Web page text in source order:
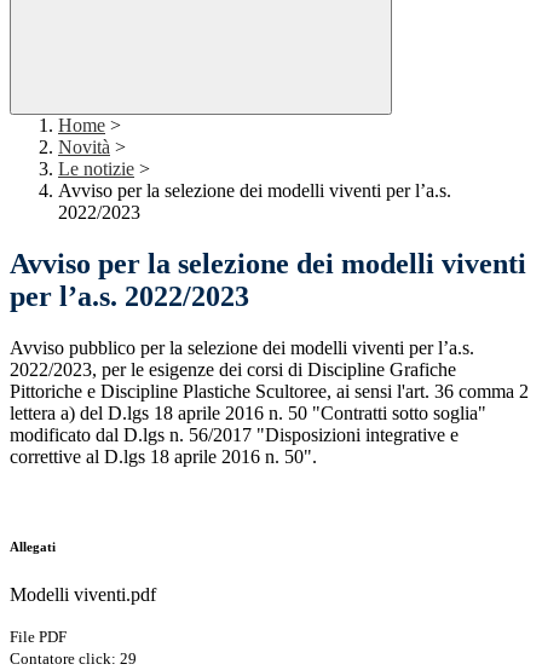
Home >
Novità >
Le notizie >
Avviso per la selezione dei modelli viventi per l’a.s.
2022/2023
Avviso per la selezione dei modelli viventi
per l’a.s. 2022/2023
Avviso pubblico per la selezione dei modelli viventi per l’a.s.
2022/2023, per le esigenze dei corsi di Discipline Grafiche
Pittoriche e Discipline Plastiche Scultoree, ai sensi l'art. 36 comma 2
lettera a) del D.lgs 18 aprile 2016 n. 50 "Contratti sotto soglia"
modificato dal D.lgs n. 56/2017 "Disposizioni integrative e
correttive al D.lgs 18 aprile 2016 n. 50".
Allegati
Modelli viventi.pdf
File PDF
Contatore click: 29